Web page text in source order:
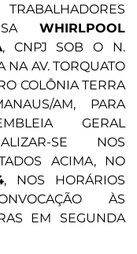
WHIRLPOOL
, CNPJ SOB O N.
AV. TORQUATO
COLÔNIA TERRA
AM, PARA
GERAL
SE NOS
ACIMA, NO
, NOS HORÁRIOS
ÀS
EM SEGUNDA